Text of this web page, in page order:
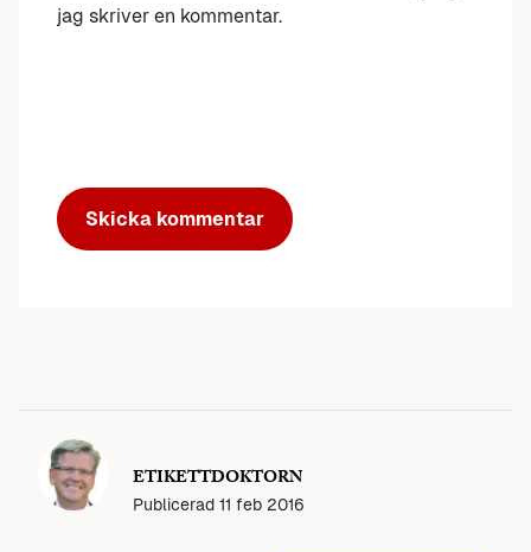
jag skriver en kommentar.
ETIKETTDOKTORN
Publicerad 11 feb 2016